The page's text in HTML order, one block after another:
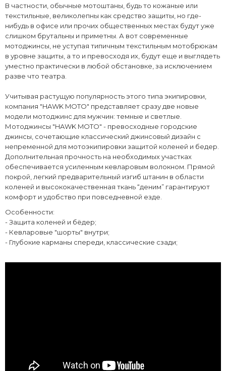
В частности, обычные мотоштаны, будь то кожаные или
текстильные, великолепны как средство защиты, но где-
нибудь в офисе или прочих общественных местах будут уже
слишком брутальны и приметны. А вот современные
мотоджинсы, не уступая типичным текстильным мотобрюкам
в уровне защиты, а то и превосходя их, будут еще и выглядеть
уместно практически в любой обстановке, за исключением
разве что театра.
Учитывая растущую популярность этого типа экипировки,
компания "HAWK MOTO" представляет сразу две новые
модели мотоджинс для мужчин: темные и светлые.
Мотоджинсы "HAWK MOTO" - превосходные городские
джинсы, сочетающие классический джинсовый дизайн с
непременной для мотоэкипировки защитой коленей и бедер.
Дополнительная прочность на необходимых участках
обеспечивается усиленным кевларовым волокном. Прямой
покрой, легкий предварительный изгиб штанин в области
коленей и высококачественная ткань “деним” гарантируют
комфорт и удобство при повседневной езде.
Особенности:
- Защита коленей и бёдер;
- Кевларовые "шорты" внутри;
- Глубокие карманы спереди, классические сзади;